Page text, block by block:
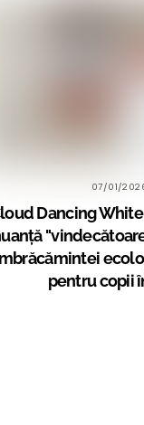
07/01/
Dancing
pentru copii